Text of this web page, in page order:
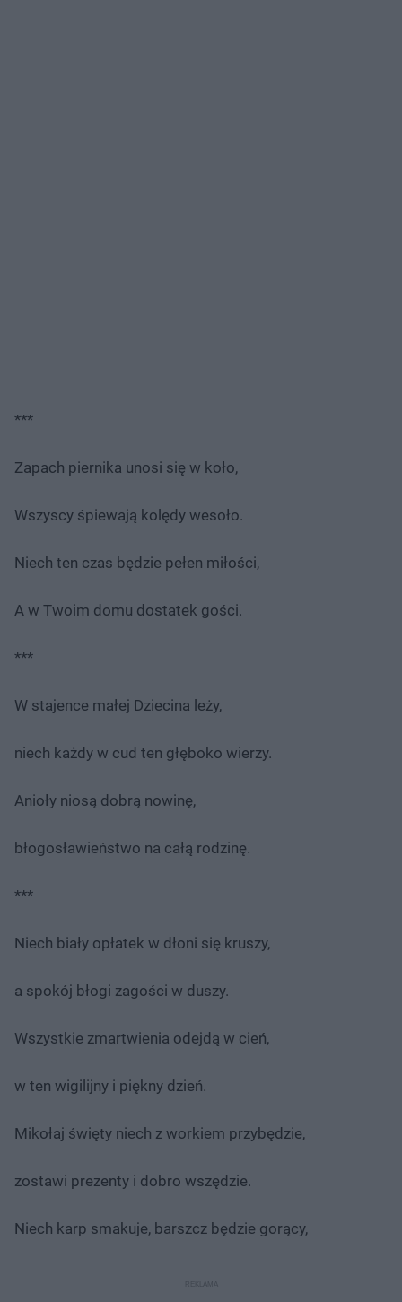
***
Zapach piernika unosi się w koło,
Wszyscy śpiewają kolędy wesoło.
Niech ten czas będzie pełen miłości,
A w Twoim domu dostatek gości.
***
W stajence małej Dziecina leży,
niech każdy w cud ten głęboko wierzy.
Anioły niosą dobrą nowinę,
błogosławieństwo na całą rodzinę.
***
Niech biały opłatek w dłoni się kruszy,
a spokój błogi zagości w duszy.
Wszystkie zmartwienia odejdą w cień,
w ten wigilijny i piękny dzień.
Mikołaj święty niech z workiem przybędzie,
zostawi prezenty i dobro wszędzie.
Niech karp smakuje, barszcz będzie gorący,